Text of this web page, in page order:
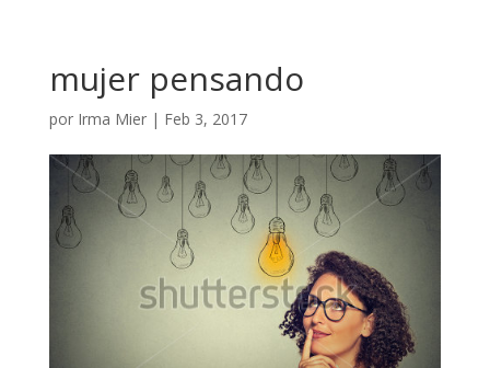
mujer pensando
por Irma Mier| Feb 3, 2017